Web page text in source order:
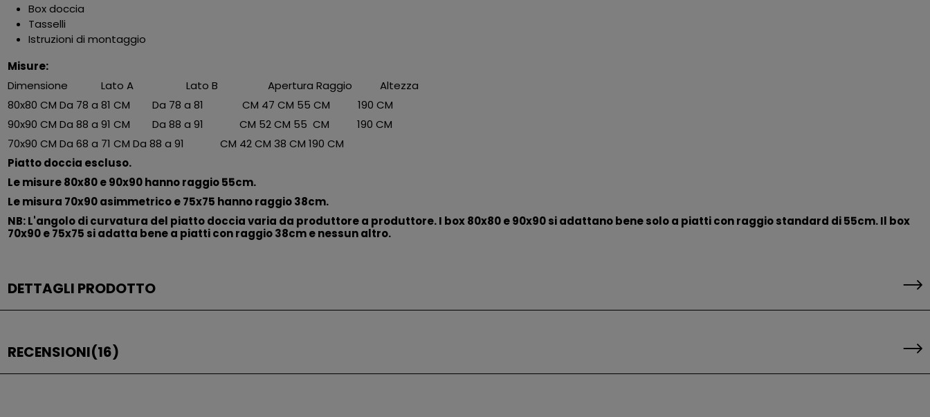
Box doccia
Tasselli
Istruzioni di montaggio
Misure:
Dimensione
Lato A Lato B Apertura Raggio
Altezza
80x80 CM Da 78 a 81 CM Da 78 a 81 CM 47 CM 55 CM 190 CM
90x90 CM Da 88 a 91 CM Da 88 a 91 CM 52 CM 55 CM 190 CM
70x90 CM Da 68 a 71 CM Da 88 a 91 CM 42 CM 38 CM 190 CM
Piatto doccia escluso.
Le misure 80x80 e 90x90 hanno raggio 55cm.
Le misura 70x90 asimmetrico e 75x75 hanno raggio 38cm.
NB: L'angolo di curvatura del piatto doccia varia da produttore a produttore. I box 80x80 e 90x90 si adattano bene solo a piatti con raggio standard di 55cm. Il box
70x90 e 75x75 si adatta bene a piatti con raggio 38cm e nessun altro.
DETTAGLI PRODOTTO
RECENSIONI(16)